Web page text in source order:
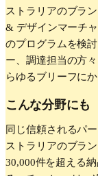
ストラリアのブラ
& デザインマーチ
のプログラムを検
ー、調達担当の方
らゆるブリーフに
こんな分野にも
同じ信頼されるパ
ストラリアのブラ
30,000件を超える